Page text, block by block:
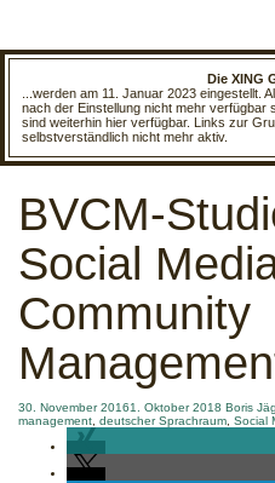
Die XING
...werden am 11. Januar 2023 eingestellt.
nach der Einstellung nicht mehr verfügbar
sind weiterhin hier verfügbar. Links zur
selbstverständlich nicht mehr aktiv.
BVCM-
Social
Community
30. November 20161. Oktober 2018 Boris
management deutscher Sprachraum Social